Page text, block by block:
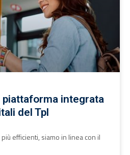
piattaforma integrata
del Tpl
efficienti, siamo in linea con il